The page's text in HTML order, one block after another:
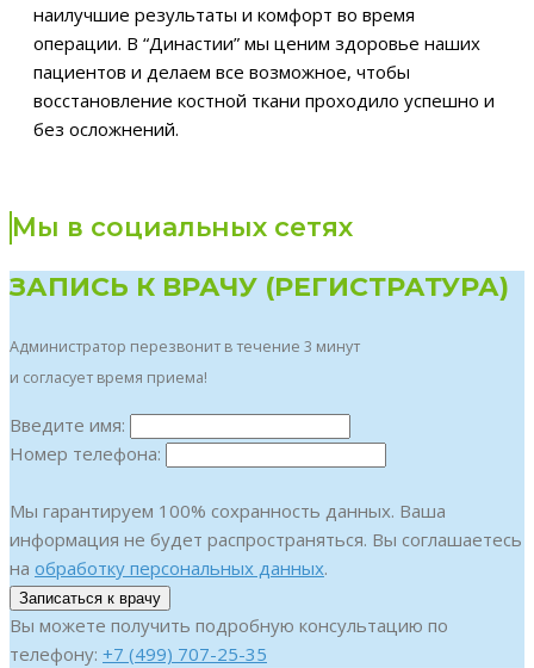
наилучшие результаты и комфорт во время
операции. В “Династии” мы ценим здоровье наших
пациентов и делаем все возможное, чтобы
восстановление костной ткани проходило успешно и
без осложнений.
Мы в социальных сетях
ЗАПИСЬ К ВРАЧУ (РЕГИСТРАТУРА)
Администратор перезвонит в течение 3 минут
и согласует время приема!
Введите имя:
Номер телефона:
Мы гарантируем 100% сохранность данных. Ваша
информация не будет распространяться. Вы соглашаетесь
на обработку персональных данных.
Вы можете получить подробную консультацию по
телефону: +7 (499) 707-25-35